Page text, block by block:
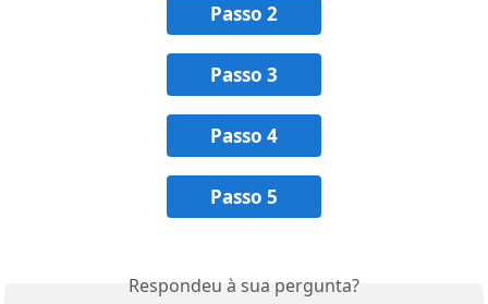
Passo 2
Passo 3
Passo 4
Passo 5
Respondeu à sua pergunta?